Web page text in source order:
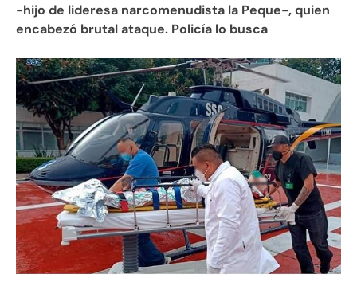
-hijo de lideresa narcomenudista la Peque-, quien
encabezó brutal ataque. Policía lo busca